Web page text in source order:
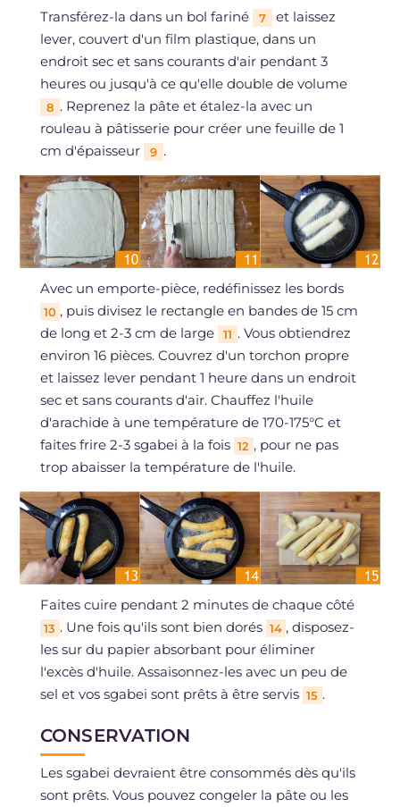
Transférez-la dans un bol fariné 7
et laissez
lever, couvert d'un film plastique, dans un
endroit sec et sans courants d'air pendant 3
heures ou jusqu'à ce qu'elle double de volume
8 . Reprenez la pâte et étalez-la avec un
rouleau à pâtisserie pour créer une feuille de 1
cm d'épaisseur
9 .
Avec un emporte-pièce, redéfinissez les bords
10 , puis divisez le rectangle en bandes de 15 cm
de long et 2-3 cm de large
11 . Vous obtiendrez
environ 16 pièces. Couvrez d'un torchon propre
et laissez lever pendant 1 heure dans un endroit
sec et sans courants d'air. Chauffez l'huile
d'arachide à une température de 170-175°C et
faites frire 2-3 sgabei à la fois 12 , pour ne pas
trop abaisser la température de l'huile.
Faites cuire pendant 2 minutes de chaque côté
13 . Une fois qu'ils sont bien dorés 14 , disposez-
les sur du papier absorbant pour éliminer
l'excès d'huile. Assaisonnez-les avec un peu de
sel et vos sgabei sont prêts à être servis 15 .
CONSERVATION
Les sgabei devraient être consommés dès qu'ils
sont prêts. Vous pouvez congeler la pâte ou les